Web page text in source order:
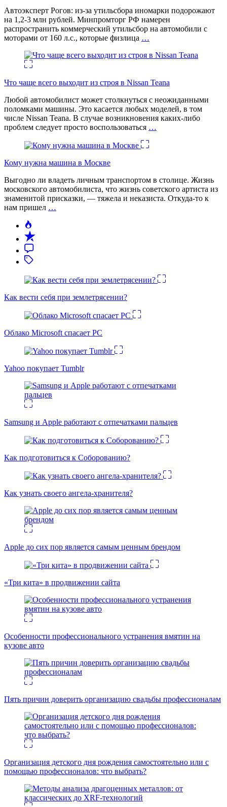
Автоэксперт Рогов: из-за утильсбора иномарки подорожают
на 1,2-3 млн рублей. Минпромторг РФ намерен
распространить коммерческий утильсбор на автомобили с
моторами от 160 л.с., которые физлица …
Что чаще всего выходит из строя в Nissan Teana
Любой автомобилист может столкнуться с неожиданными
поломками машины. Это касается любых моделей, в том
числе Nissan Teana. В случае возникновения каких-либо
проблем следует просто воспользоваться …
Кому нужна машина в Москве
Выгодно ли владеть личным транспортом в столице. Жизнь
московского автомобилиста, что жизнь советского артиста из
знаменитой присказки, — тяжела и неказиста. Откуда-то к
нам пришел …
Как вести себя при землетрясении?
Облако Microsoft спасает PC
Yahoo покупает Tumblr
Samsung и Apple работают с отпечатками пальцев
Как подготовиться к Соборованию?
Как узнать своего ангела-хранителя?
Apple до сих пор является самым ценным брендом
«Три кита» в продвижении сайта
Особенности профессионального устранения вмятин на
кузове авто
Пять причин доверить организацию свадьбы профессионалам
Организация детского дня рождения самостоятельно или с
помощью профессионалов: что выбрать?